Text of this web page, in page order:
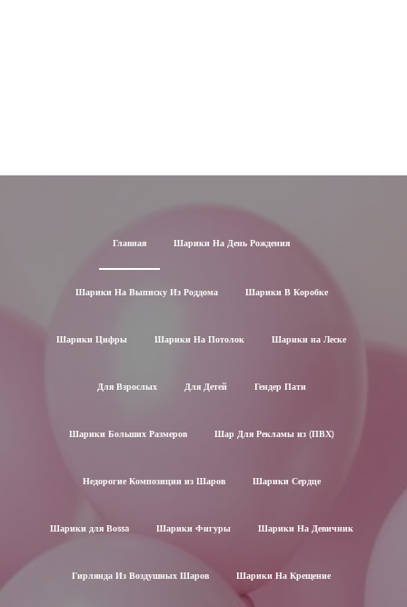
Главная Шарики На День Рождения
Шарики На Выписку Из Роддома Шарики В Коробке
Шарики Цифры Шарики На Потолок Шарики на Леске
Для Взрослых Для Детей Гендер Пати
Шарики Больших Размеров Шар Для Рекламы из (ПВХ)
Недорогие Композиции из Шаров Шарики Сердце
Шарики для Воssa Шарики Фигуры Шарики На Девичник
Гирлянда Из Воздушных Шаров Шарики На Крещение